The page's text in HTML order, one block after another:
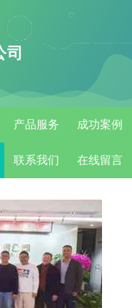
产品服务 成功案例
联系我们 在线留言